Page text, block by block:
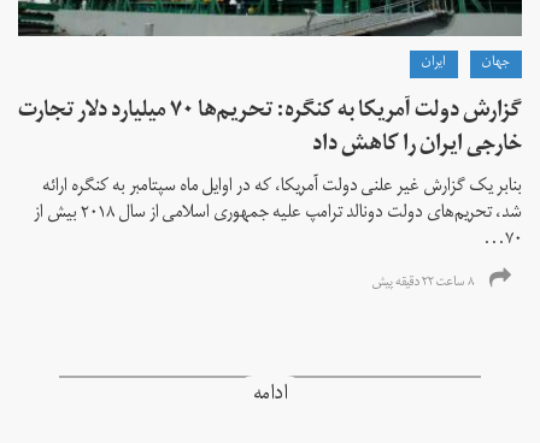
جهان ايران
گزارش دولت آمریکا به کنگره: تحریم‌ها ۷۰ میلیارد دلار تجارت
خارجی ایران را کاهش داد
بنابر یک گزارش غیر علنی دولت آمریکا، که در اوایل ماه سپتامبر به کنگره ارائه
شد، تحریم‌های دولت دونالد ترامپ علیه جمهوری اسلامی از سال ۲۰۱۸ بیش از
۷۰...
۸ ساعت ۲۲ دقیقه پیش
ادامه